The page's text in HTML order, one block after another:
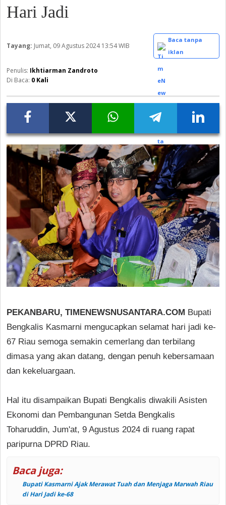
Hari Jadi
Tayang: Jumat, 09 Agustus 202413:54 WIB
Baca tanpa
iklan
Ikhtiarman Zandroto
Di Baca: 0 Kali
PEKANBARU, TIMENEWSNUSANTARA.COM Bupati
Bengkalis Kasmarni mengucapkan selamat hari jadi ke-
67 Riau semoga semakin cemerlang dan terbilang
dimasa yang akan datang, dengan penuh kebersamaan
dan kekeluargaan.
Hal itu disampaikan Bupati Bengkalis diwakili Asisten
Ekonomi dan Pembangunan Setda Bengkalis
Toharuddin, Jum'at, 9 Agustus 2024 di ruang rapat
paripurna DPRD Riau.
Baca juga:
Bupati Kasmarni Ajak Merawat Tuah dan Menjaga Marwah Riau
di Hari Jadi ke-68